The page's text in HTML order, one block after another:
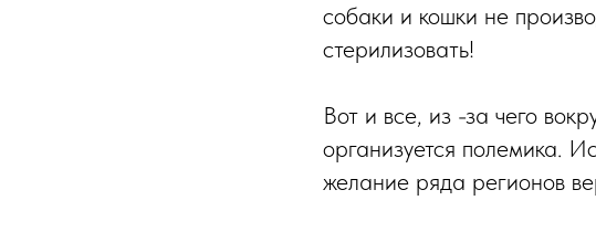
собаки и кошки не
стерилизовать!
Вот и все, из -за чего
организуется полемика.
желание ряда регионов